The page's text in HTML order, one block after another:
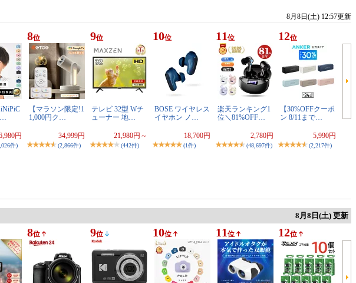
8月8日(土) 12:57更新
円
件)
8位
【マラソン限定!1
1,000円ク…
34,999円
(2,866件)
9位
テレビ 32型 Wチ
ューナー 地…
21,980円～
(442件)
10位
BOSE ワイヤレス
イヤホン ノ…
18,700円
(1件)
11 位
楽天ランキング1
位＼81%OFF…
2,780円
(48,697件)
12位
【30%OFFクーポ
ン 8/11まで…
5,990円
(2,217件)
8月8日(土) 更新
8位 9位 10位 11 位 12位